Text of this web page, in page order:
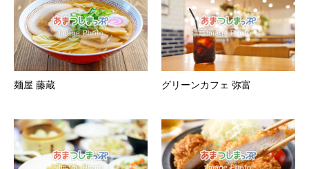
麺屋 藤蔵 グリーンカフェ 弥富